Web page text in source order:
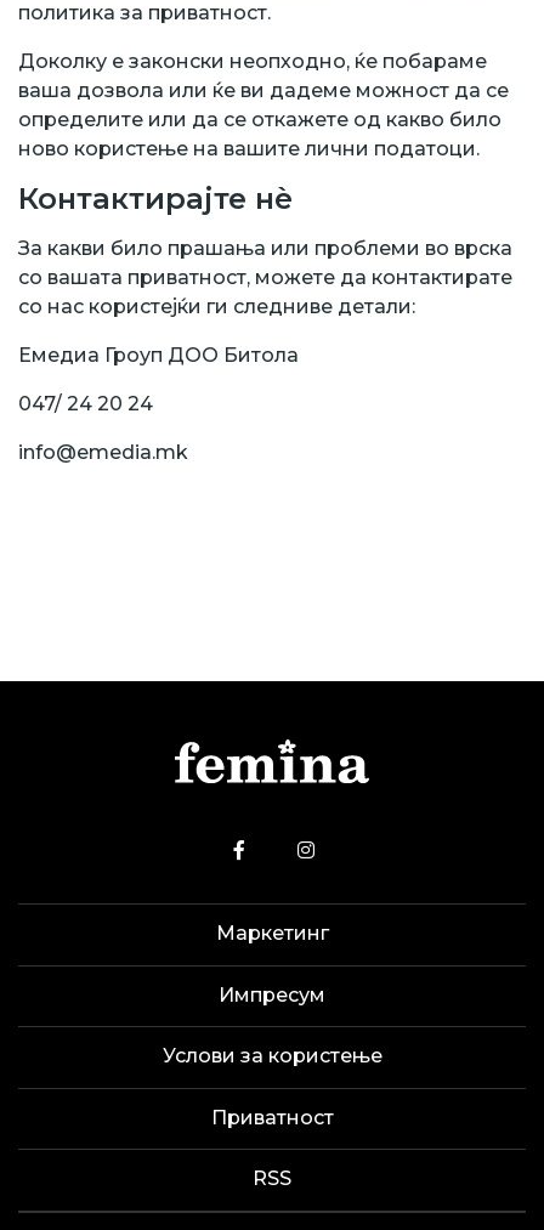
политика за приватност.
Доколку е законски неопходно, ќе побараме
ваша дозвола или ќе ви дадеме можност да се
определите или да се откажете од какво било
ново користење на вашите лични податоци.
Контактирајте нѐ
За какви било прашања или проблеми во врска
со вашата приватност, можете да контактирате
со нас користејќи ги следниве детали:
Емедиа Гроуп ДОО Битола
047/ 24 20 24
info@emedia.mk
Маркетинг
Импресум
Услови за користење
Приватност
RSS